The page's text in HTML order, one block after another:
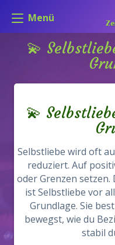
Menü
💫
💫
Selbstliebe wird oft
reduziert. Auf
oder Grenzen
ist Selbstliebe vor
Grundlage. Sie
bewegst, wie du
stabil